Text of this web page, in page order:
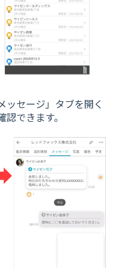
ッセージ」タブを開く
できます。